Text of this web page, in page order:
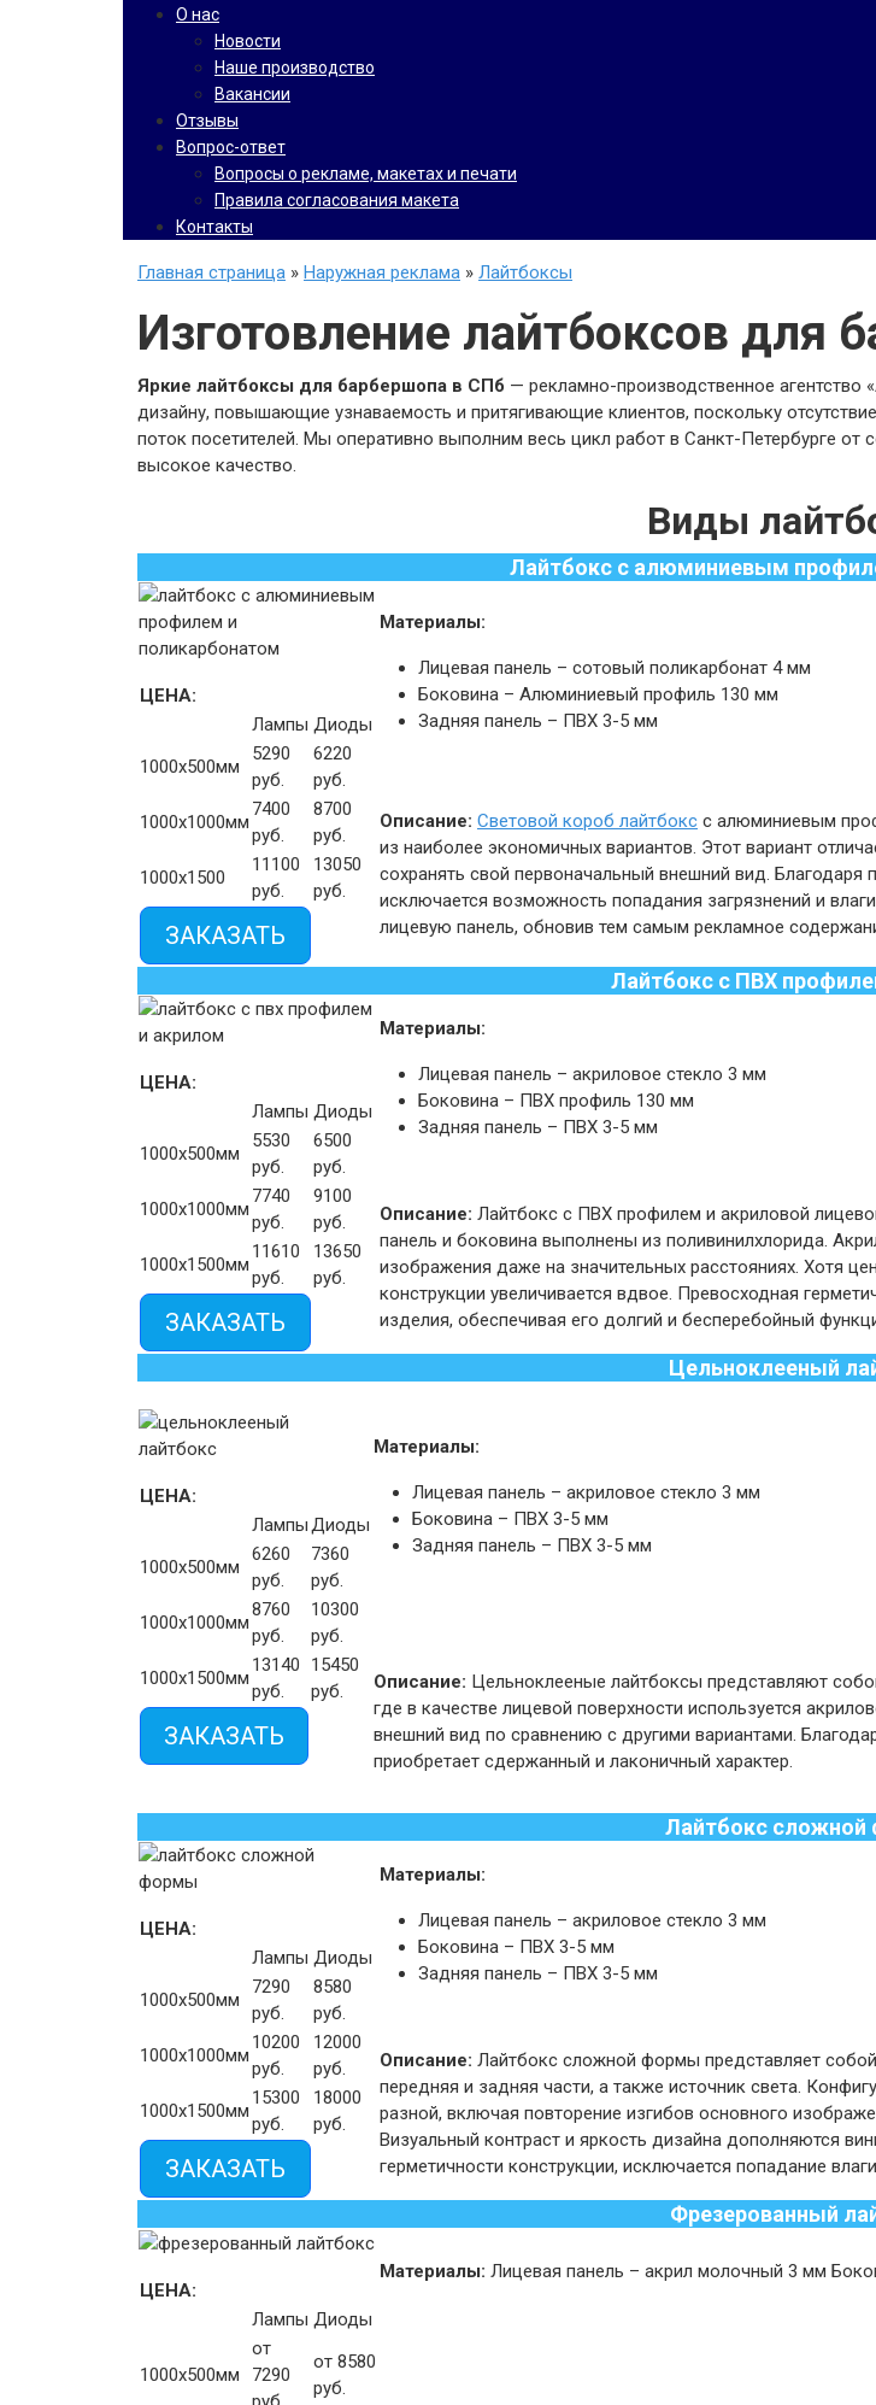
О нас
Новости
Наше производство
Вакансии
Отзывы
Вопрос-ответ
Вопросы о рекламе, макетах и печати
Правила согласования макета
Контакты
Главная страница » Наружная реклама » Лайтбоксы
Изготовление лайтбоксов для
Яркие лайтбоксы для барбершопа в СПб — рекламно-производственное агентство
дизайну, повышающие узнаваемость и притягивающие клиентов, поскольку
поток посетителей. Мы оперативно выполним весь цикл работ в Санкт-Петербурге
высокое качество.
Виды
Лайтбокс с алюминиевым
ЦЕНА:
Лампы Диоды
1000х500мм
5290
руб.
6220
руб.
1000х1000мм
7400
руб.
8700
руб.
1000х1500
11100
руб.
13050
руб.
ЗАКАЗАТЬ
Материалы:
Лицевая панель – сотовый поликарбонат 4 мм
Боковина – Алюминиевый профиль 130 мм
Задняя панель – ПВХ 3-5 мм
Описание: Световой короб лайтбокс с алюминиевым
из наиболее экономичных вариантов. Этот вариант
сохранять свой первоначальный внешний вид.
исключается возможность попадания загрязнений и
лицевую панель, обновив тем самым рекламное
Лайтбокс с ПВХ
ЦЕНА:
Лампы Диоды
1000х500мм
5530
руб.
6500
руб.
1000х1000мм
7740
руб.
9100
руб.
1000х1500мм
11610
руб.
13650
руб.
ЗАКАЗАТЬ
Материалы:
Лицевая панель – акриловое стекло 3 мм
Боковина – ПВХ профиль 130 мм
Задняя панель – ПВХ 3-5 мм
Описание: Лайтбокс с ПВХ профилем и акриловой
панель и боковина выполнены из поливинилхлорида.
изображения даже на значительных расстояниях. Хотя
конструкции увеличивается вдвое. Превосходная
изделия, обеспечивая его долгий и бесперебойный
Цельноклееный
ЦЕНА:
ЛампыДиоды
1000х500мм
6260
руб.
7360
руб.
1000х1000мм
8760
руб.
10300
руб.
1000х1500мм
13140
руб.
15450
руб.
ЗАКАЗАТЬ
Материалы:
Лицевая панель – акриловое стекло 3 мм
Боковина – ПВХ 3-5 мм
Задняя панель – ПВХ 3-5 мм
Описание: Цельноклееные лайтбоксы представляют
где в качестве лицевой поверхности используется
внешний вид по сравнению с другими вариантами.
приобретает сдержанный и лаконичный характер.
Лайтбокс
ЦЕНА:
Лампы Диоды
1000х500мм
7290
руб.
8580
руб.
1000х1000мм
10200
руб.
12000
руб.
1000х1500мм
15300
руб.
18000
руб.
ЗАКАЗАТЬ
Материалы:
Лицевая панель – акриловое стекло 3 мм
Боковина – ПВХ 3-5 мм
Задняя панель – ПВХ 3-5 мм
Описание: Лайтбокс сложной формы представляет
передняя и задняя части, а также источник света.
разной, включая повторение изгибов основного
Визуальный контраст и яркость дизайна дополняются
герметичности конструкции, исключается попадание
Фрезерованный
ЦЕНА:
Лампы Диоды
1000х500мм
от
7290
от 8580
руб.
Материалы: Лицевая панель – акрил молочный 3 мм